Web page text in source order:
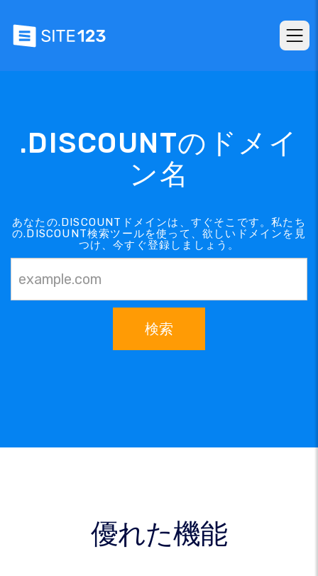
.DISCOUNTのドメイ
ン名
あなたの.DISCOUNTドメインは、すぐそこです。私たち
の.DISCOUNT検索ツールを使って、欲しいドメインを見
つけ、今すぐ登録しましょう。
検索
優れた機能